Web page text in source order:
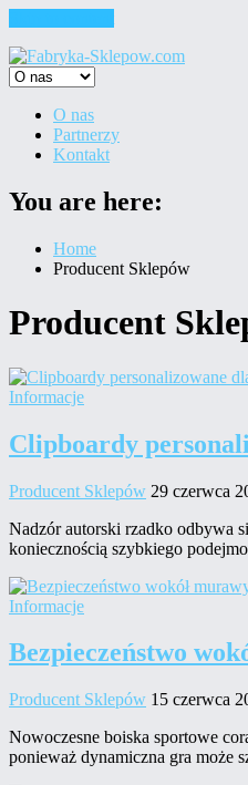
O nas
Partnerzy
Kontakt
You are here:
Home
Producent Sklepów
Producent
Informacje
Clipboardy
Producent Sklepów 29 czerwca
Nadzór autorski rzadko odbywa
koniecznością szybkiego
Informacje
Bezpieczeństwo
Producent Sklepów 15 czerwca
Nowoczesne boiska sportowe
ponieważ dynamiczna gra może